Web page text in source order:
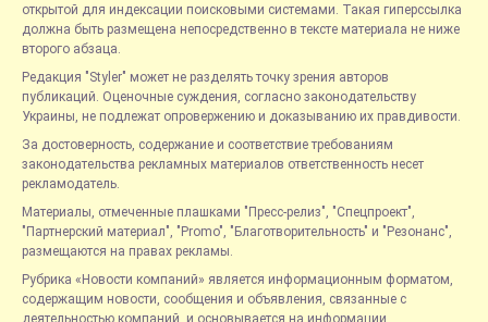
открытой для индексации поисковыми системами. Такая гиперссылка
должна быть размещена непосредственно в тексте материала не ниже
второго абзаца.
Редакция "Styler" может не разделять точку зрения авторов
публикаций. Оценочные суждения, согласно законодательству
Украины, не подлежат опровержению и доказыванию их правдивости.
За достоверность, содержание и соответствие требованиям
законодательства рекламных материалов ответственность несет
рекламодатель.
Материалы, отмеченные плашками "Пресс-релиз", "Спецпроект",
"Партнерский материал", "Promo", "Благотворительность" и "Резонанс",
размещаются на правах рекламы.
Рубрика «Новости компаний» является информационным форматом,
содержащим новости, сообщения и объявления, связанные с
деятельностью компаний, и основывается на информации,